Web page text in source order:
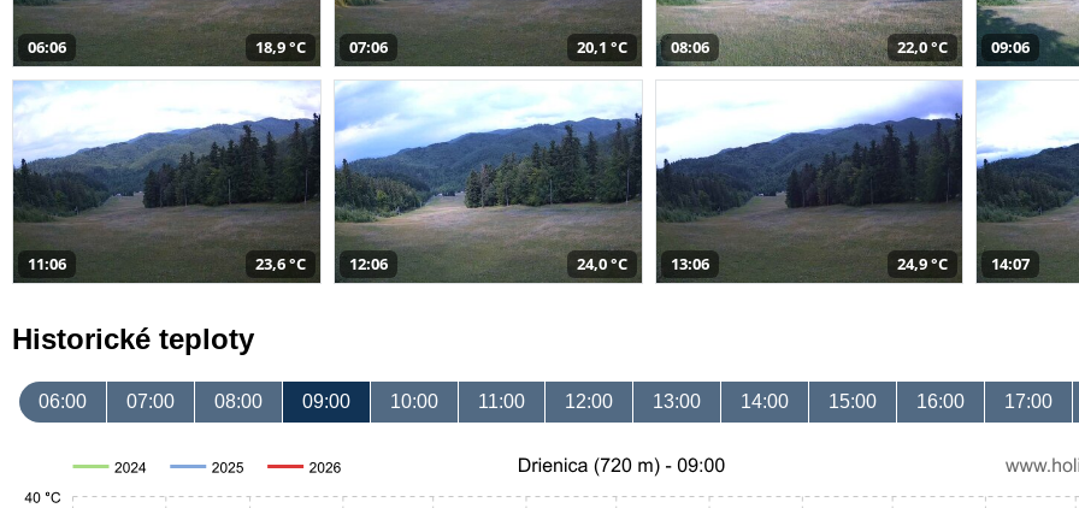
06:06 18,9 °C 07:06 20,1 °C 08:06 22,0 °C 09:06
11:06 23,6 °C 12:06 24,0 °C 13:06 24,9 °C 14:07
Historické teploty
06:00 07:00 08:00 09:00 10:00 11:00 12:00 13:00 14:00 15:00 16:00 17:00